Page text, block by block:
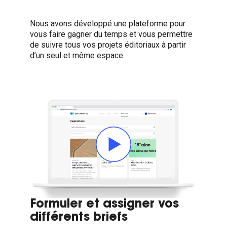
Nous avons développé une plateforme pour
vous faire gagner du temps et vous permettre
de suivre tous vos projets éditoriaux à partir
d’un seul et même espace.
Formuler et assigner vos
différents briefs